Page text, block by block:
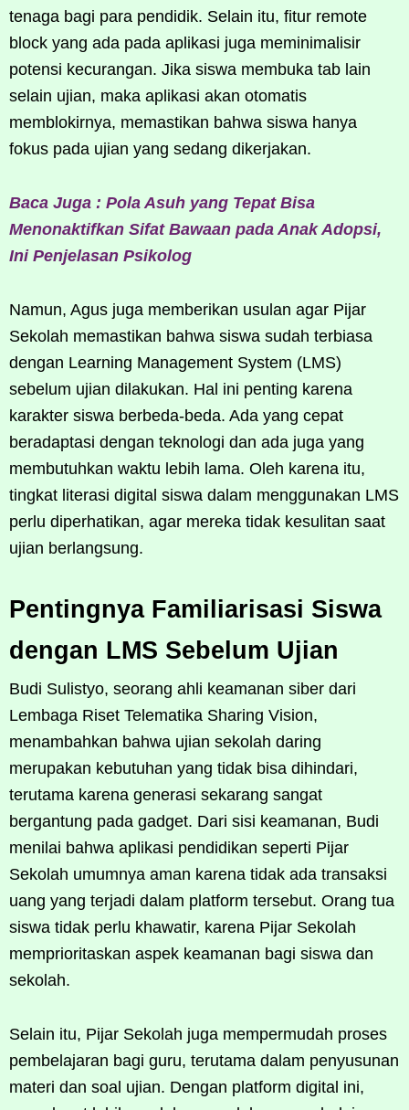
tenaga bagi para pendidik. Selain itu, fitur remote
block yang ada pada aplikasi juga meminimalisir
potensi kecurangan. Jika siswa membuka tab lain
selain ujian, maka aplikasi akan otomatis
memblokirnya, memastikan bahwa siswa hanya
fokus pada ujian yang sedang dikerjakan.
Baca Juga : Pola Asuh yang Tepat Bisa
Menonaktifkan Sifat Bawaan pada Anak Adopsi,
Ini Penjelasan Psikolog
Namun, Agus juga memberikan usulan agar Pijar
Sekolah memastikan bahwa siswa sudah terbiasa
dengan Learning Management System (LMS)
sebelum ujian dilakukan. Hal ini penting karena
karakter siswa berbeda-beda. Ada yang cepat
beradaptasi dengan teknologi dan ada juga yang
membutuhkan waktu lebih lama. Oleh karena itu,
tingkat literasi digital siswa dalam menggunakan LMS
perlu diperhatikan, agar mereka tidak kesulitan saat
ujian berlangsung.
Pentingnya Familiarisasi Siswa
dengan LMS Sebelum Ujian
Budi Sulistyo, seorang ahli keamanan siber dari
Lembaga Riset Telematika Sharing Vision,
menambahkan bahwa ujian sekolah daring
merupakan kebutuhan yang tidak bisa dihindari,
terutama karena generasi sekarang sangat
bergantung pada gadget. Dari sisi keamanan, Budi
menilai bahwa aplikasi pendidikan seperti Pijar
Sekolah umumnya aman karena tidak ada transaksi
uang yang terjadi dalam platform tersebut. Orang tua
siswa tidak perlu khawatir, karena Pijar Sekolah
memprioritaskan aspek keamanan bagi siswa dan
sekolah.
Selain itu, Pijar Sekolah juga mempermudah proses
pembelajaran bagi guru, terutama dalam penyusunan
materi dan soal ujian. Dengan platform digital ini,